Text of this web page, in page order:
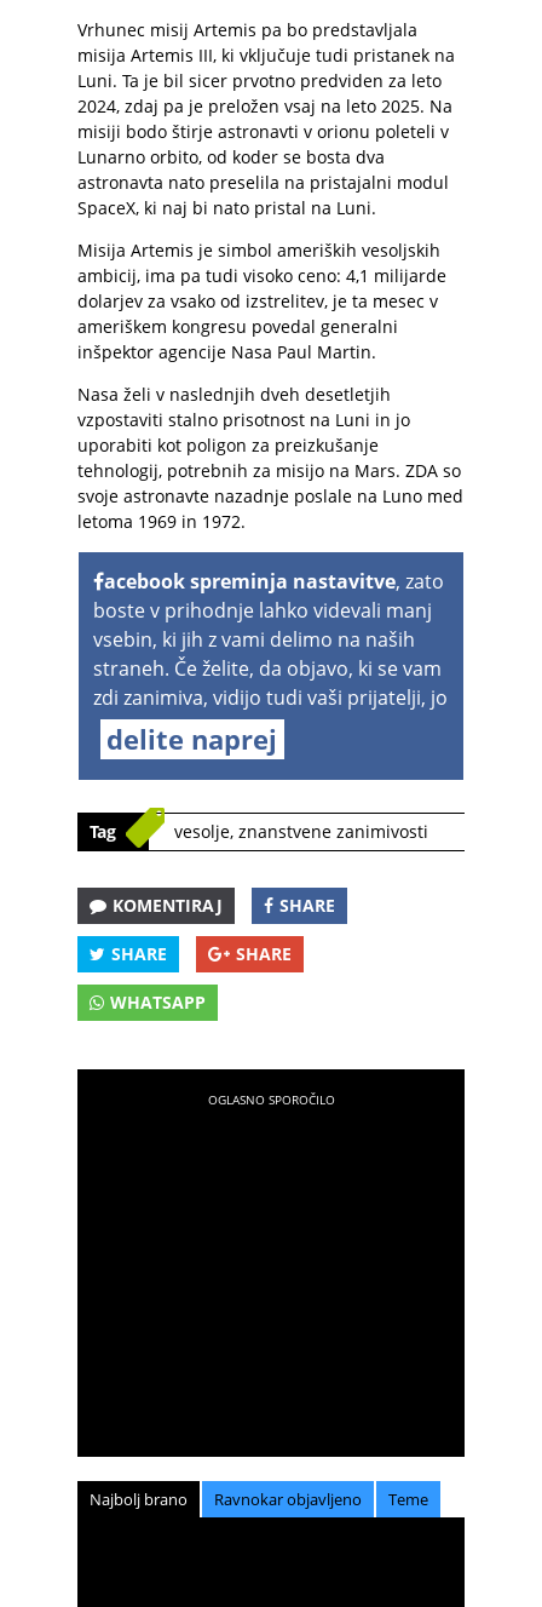
Vrhunec misij Artemis pa bo predstavljala
misija Artemis III, ki vključuje tudi pristanek na
Luni. Ta je bil sicer prvotno predviden za leto
2024, zdaj pa je preložen vsaj na leto 2025. Na
misiji bodo štirje astronavti v orionu poleteli v
Lunarno orbito, od koder se bosta dva
astronavta nato preselila na pristajalni modul
SpaceX, ki naj bi nato pristal na Luni.
Misija Artemis je simbol ameriških vesoljskih
ambicij, ima pa tudi visoko ceno: 4,1 milijarde
dolarjev za vsako od izstrelitev, je ta mesec v
ameriškem kongresu povedal generalni
inšpektor agencije Nasa Paul Martin.
Nasa želi v naslednjih dveh desetletjih
vzpostaviti stalno prisotnost na Luni in jo
uporabiti kot poligon za preizkušanje
tehnologij, potrebnih za misijo na Mars. ZDA so
svoje astronavte nazadnje poslale na Luno med
letoma 1969 in 1972.
acebook spreminja nastavitve, zato
boste v prihodnje lahko videvali manj
vsebin, ki jih z vami delimo na naših
straneh. Če želite, da objavo, ki se vam
zdi zanimiva, vidijo tudi vaši prijatelji, jo
delite naprej
Tag vesolje, znanstvene zanimivosti
KOMENTIRAJ SHARE
SHARE SHARE
WHATSAPP
Najbolj brano Ravnokar objavljeno Teme